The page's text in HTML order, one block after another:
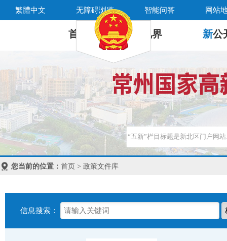
繁體中文 无障碍浏览 智能问答 网站
首 页 新 视界 新公
您当前的位置： 首页 > 政策文件库
信息搜索：